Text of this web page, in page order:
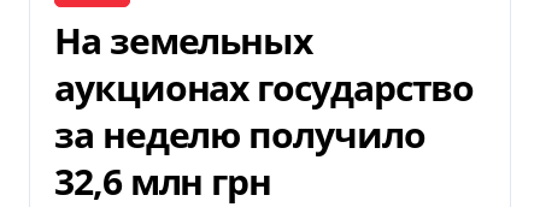
На земельных
аукционах государство
за неделю получило
32,6 млн грн